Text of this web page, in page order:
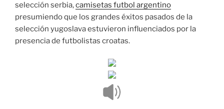
selección serbia,camisetas futbol argentino
presumiendo que los grandes éxitos pasados de la
selección yugoslava estuvieron influenciados por la
presencia de futbolistas croatas.